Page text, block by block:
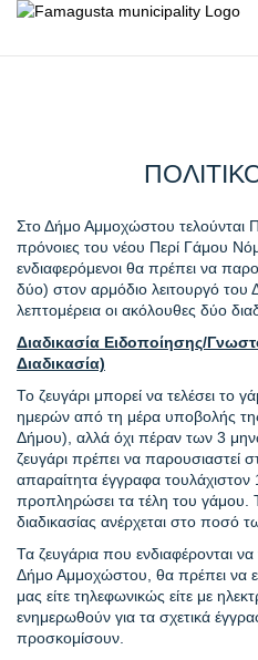
Στο Δήμο Αμμοχώστου τελούνται
πρόνοιες του νέου Περί Γάμου
ενδιαφερόμενοι θα πρέπει να
δύο) στον αρμόδιο λειτουργό
λεπτομέρεια οι ακόλουθες δύο
Διαδικασία Ειδοποίησης/
Διαδικασία)
Το ζευγάρι μπορεί να τελέσει το
ημερών από τη μέρα υποβολής
Δήμου), αλλά όχι πέραν των 3
ζευγάρι πρέπει να παρουσιαστεί
απαραίτητα έγγραφα τουλάχιστον
προπληρώσει τα τέλη του γάμου.
διαδικασίας ανέρχεται στο ποσό
Τα ζευγάρια που ενδιαφέρονται
Δήμο Αμμοχώστου, θα πρέπει να
μας είτε τηλεφωνικώς είτε με
ενημερωθούν για τα σχετικά
προσκομίσουν.